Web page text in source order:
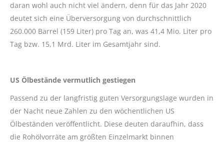
daran wohl auch nicht viel ändern, denn für das Jahr 2020
deutet sich eine Überversorgung von durchschnittlich
260.000 Barrel (159 Liter) pro Tag an, was 41,4 Mio. Liter pro
Tag bzw. 15,1 Mrd. Liter im Gesamtjahr sind.
US Ölbestände vermutlich gestiegen
Passend zu der langfristig guten Versorgungslage wurden in
der Nacht neue Zahlen zu den wöchentlichen US
Ölbeständen veröffentlicht. Diese deuten daraufhin, dass
die Rohölvorräte am größten Einzelmarkt binnen